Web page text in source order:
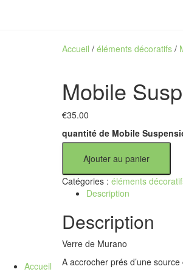
Accueil
Accueil / éléments décoratifs /
Mobile
€35.00
quantité de Mobile
Ajouter au panier
Catégories : éléments
Description
Description
Verre de Murano
A accrocher prés d’une